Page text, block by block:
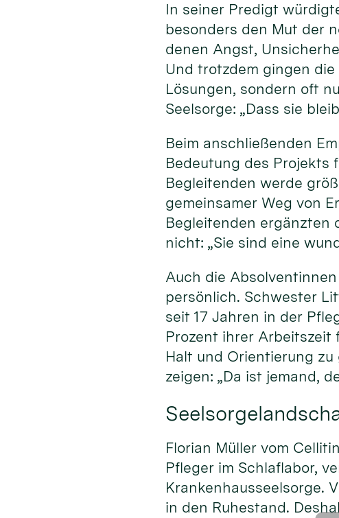
In seiner Predigt
besonders den Mut der
denen Angst,
Und trotzdem gingen
Lösungen, sondern oft
Seelsorge: „Dass sie
Beim anschließenden
Bedeutung des Projekts
Begleitenden werde
gemeinsamer Weg von
Begleitenden ergänzten
nicht: „Sie sind eine
Auch die
persönlich. Schwester
seit 17 Jahren in der
Prozent ihrer Arbeitszeit
Halt und Orientierung
zeigen: „Da ist jemand,
Florian Müller vom
Pfleger im Schlaflabor,
Krankenhausseelsorge.
in den Ruhestand.